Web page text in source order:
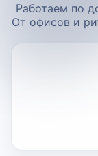
Работаем по
От офисов и